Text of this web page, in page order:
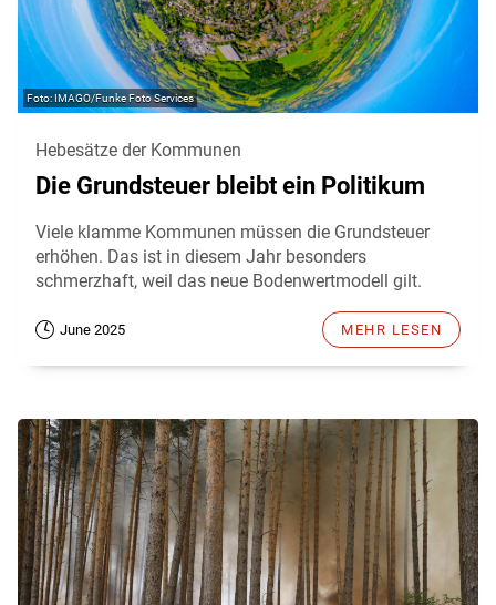
IMAGO/Funke Foto Services
Hebesätze der Kommunen
Die Grundsteuer bleibt ein Politikum
Viele klamme Kommunen müssen die Grundsteuer
erhöhen. Das ist in diesem Jahr besonders
schmerzhaft, weil das neue Bodenwertmodell gilt.
June 2025 MEHR LESEN